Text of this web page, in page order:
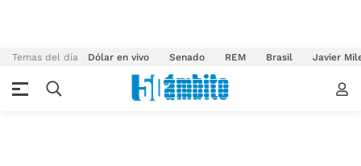
Temas del día Dólar en vivo Senado REM Brasil Javier